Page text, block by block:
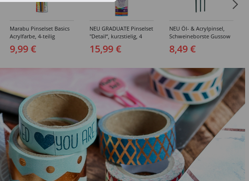
Marabu Pinselset Basics
Acrylfarbe, 4-teilig
9,99 €
NEU GRADUATE Pinselset
"Detail“, kurzstielig, 4
15,99 €
NEU Öl- & Acrylpinsel,
Schweineborste Gussow
8,49 €